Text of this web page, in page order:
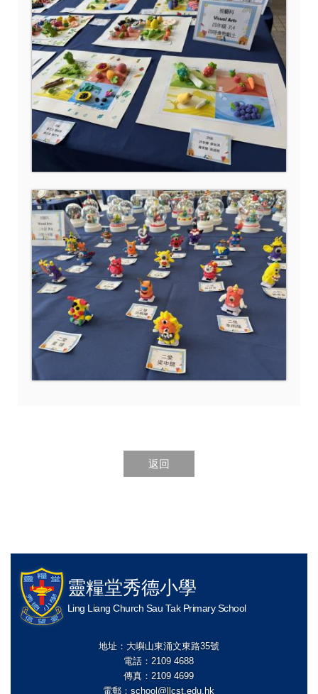
返回
靈糧堂秀德小學
Ling Liang Church Sau Tak Primary School
地址：大嶼山東涌文東路35號
電話：2109 4688
傳真：2109 4699
電郵：school@llcst.edu.hk